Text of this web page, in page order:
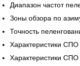
Диапазон частот
Зоны обзора по
Точность
Характеристики
Характеристики